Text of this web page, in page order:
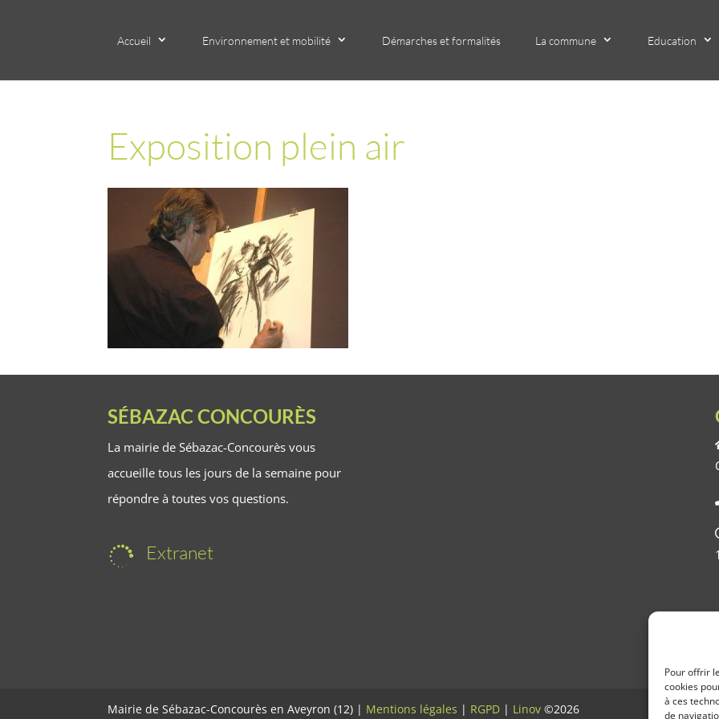
Pour offrir
cookies
à ces
de
Accueil Environnement et mobilité Démarches et formalités La commune Education
Exposition plein air
SÉBAZAC CONCOURÈS
La mairie de Sébazac-Concourès vous
accueille tous les jours de la semaine pour
répondre à toutes vos questions.
 Extranet
Mairie de Sébazac-Concourès en Aveyron (12) | Mentions légales | RGPD | Linov ©2026